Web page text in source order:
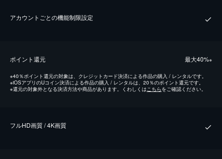
アカウントごとの機能制限設定
ポイント還元 最⼤40%※
※40％ポイント還元の対象は、クレジットカード決済による作品の購入 / レンタルです。
※iOSアプリのUコイン決済による作品の購入 / レンタルは、20％のポイント還元です。
※還元の対象外となる決済方法や商品があります。くわしくは こちらをご確認ください。
フルHD画質 / 4K画質